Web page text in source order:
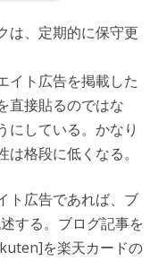
は、定期的に保守更
イト広告を掲載した
直接貼るのではな
にしている。かなり
格段に低くなる。
ト広告であれば、ブ
する。ブログ記事を
を楽天カードの